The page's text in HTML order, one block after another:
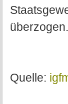
überzogen.
Quelle: